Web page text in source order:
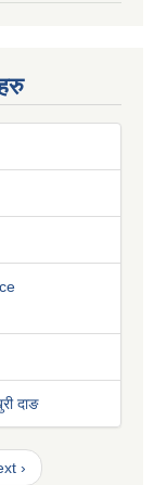
दाङ
›